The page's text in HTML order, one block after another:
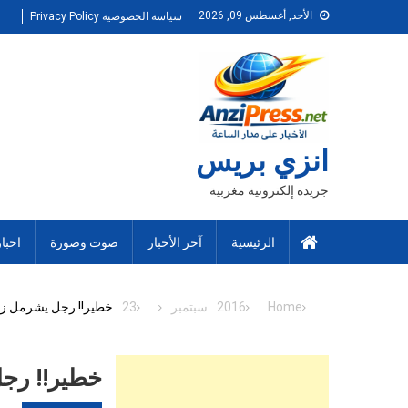
to
الأحد, أغسطس 09, 2026 سياسة الخصوصية Privacy Policy
انزي بريس
جريدة إلكترونية مغربية
الرئيسية آخر الأخبار صوت وصورة
Home
2016 سبتمبر 23 خطير!! رجل يشرمل
خطير!!